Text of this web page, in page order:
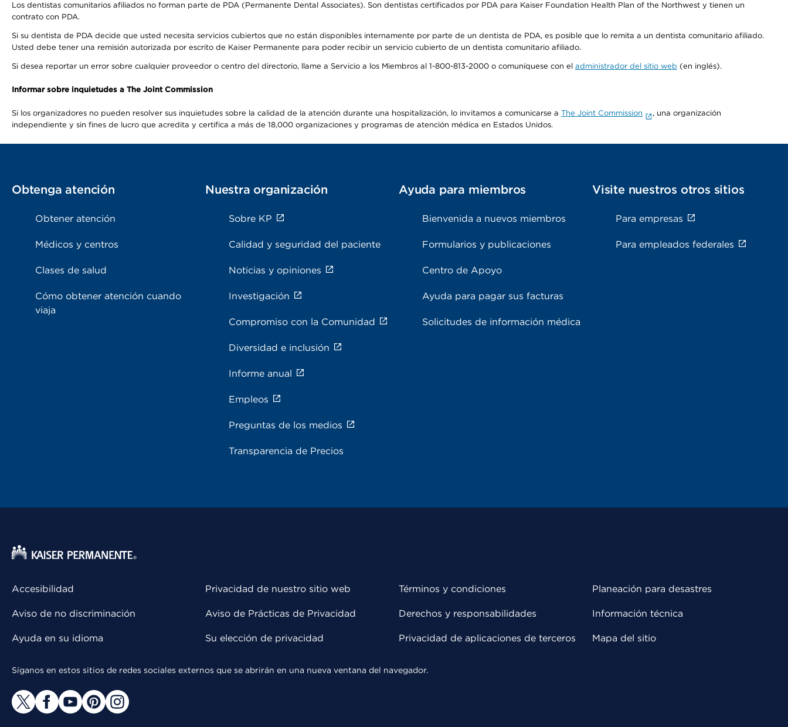
Los dentistas comunitarios afiliados no forman parte de PDA (Permanente Dental Associates). Son dentistas certificados por PDA para Kaiser Foundation Health Plan of the Northwest y tienen un
contrato con PDA.
Si su dentista de PDA decide que usted necesita servicios cubiertos que no están disponibles internamente por parte de un dentista de PDA, es posible que lo remita a un dentista comunitario afiliado.
Usted debe tener una remisión autorizada por escrito de Kaiser Permanente para poder recibir un servicio cubierto de un dentista comunitario afiliado.
Si desea reportar un error sobre cualquier proveedor o centro del directorio, llame a Servicio a los Miembros al 1-800-813-2000 o comuníquese con el administrador del sitio web (en inglés).
Informar sobre inquietudes a The Joint Commission
Si los organizadores no pueden resolver sus inquietudes sobre la calidad de la atención durante una hospitalización, lo invitamos a comunicarse a The Joint Commission
, una organización
independiente y sin fines de lucro que acredita y certifica a más de 18,000 organizaciones y programas de atención médica en Estados Unidos.
Obtenga atención
Obtener atención
Médicos y centros
Clases de salud
Cómo obtener atención cuando
viaja
Nuestra organización
Sobre KP
Calidad y seguridad del paciente
Noticias y opiniones
Investigación
Compromiso con la Comunidad
Diversidad e inclusión
Informe anual
Empleos
Preguntas de los medios
Transparencia de Precios
Ayuda para miembros
Bienvenida a nuevos miembros
Formularios y publicaciones
Centro de Apoyo
Ayuda para pagar sus facturas
Solicitudes de información médica
Visite nuestros otros sitios
Para empresas
Para empleados federales
Accesibilidad
Aviso de no discriminación
Ayuda en su idioma
Privacidad de nuestro sitio web
Aviso de Prácticas de Privacidad
Su elección de privacidad
Términos y condiciones
Derechos y responsabilidades
Privacidad de aplicaciones de terceros
Planeación para desastres
Información técnica
Mapa del sitio
Síganos en estos sitios de redes sociales externos que se abrirán en una nueva ventana del navegador.